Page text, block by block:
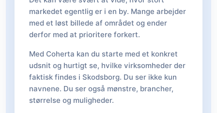
markedet egentlig er i en by. Mange arbejder
med et løst billede af området og ender
derfor med at prioritere forkert.
Med Coherta kan du starte med et konkret
udsnit og hurtigt se, hvilke virksomheder der
faktisk findes i Skodsborg. Du ser ikke kun
navnene. Du ser også mønstre, brancher,
størrelse og muligheder.